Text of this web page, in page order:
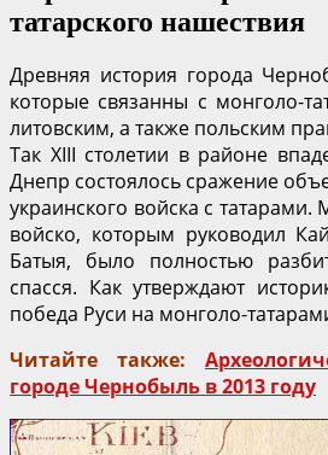
татарского нашествия
Древняя история города
которые связанны с монголо-
литовским, а также польским
Так XIII столетии в районе
Днепр состоялось сражение
украинского войска с татарами.
войско, которым руководил
Батыя, было полностью
спасся. Как утверждают
победа Руси на монголо-
Читайте также:
городе Чернобыль в 2013 году